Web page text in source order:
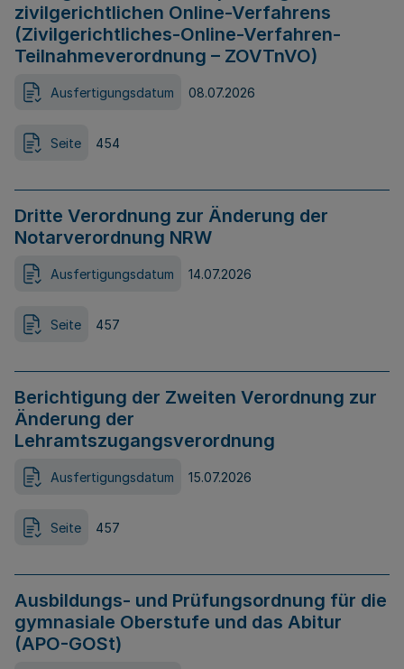
zivilgerichtlichen Online-Verfahrens
(Zivilgerichtliches-Online-Verfahren-
Teilnahmeverordnung – ZOVTnVO)
Ausfertigungsdatum 08.07.2026
Seite 454
Dritte Verordnung zur Änderung der
Notarverordnung NRW
Ausfertigungsdatum 14.07.2026
Seite 457
Berichtigung der Zweiten Verordnung zur
Änderung der
Lehramtszugangsverordnung
Ausfertigungsdatum 15.07.2026
Seite 457
Ausbildungs- und Prüfungsordnung für die
gymnasiale Oberstufe und das Abitur
(APO-GOSt)